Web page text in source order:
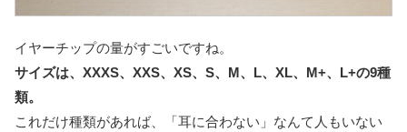
イヤーチップの量がすごいですね。
サイズは、XXXS、XXS、XS、S、M、L、XL、M+、L+の9種
類。
これだけ種類があれば、「耳に合わない」なんて人もいない